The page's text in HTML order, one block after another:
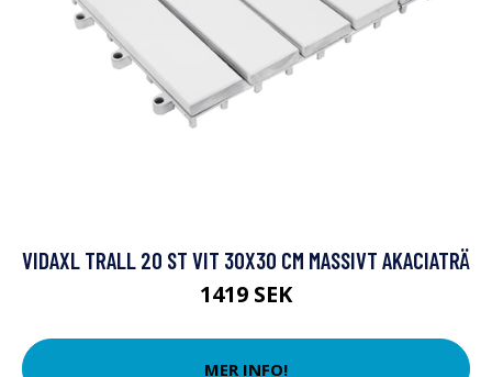
VIDAXL TRALL 20 ST VIT 30X30 CM MASSIVT AKACIATRÄ
1419 SEK
MER INFO!